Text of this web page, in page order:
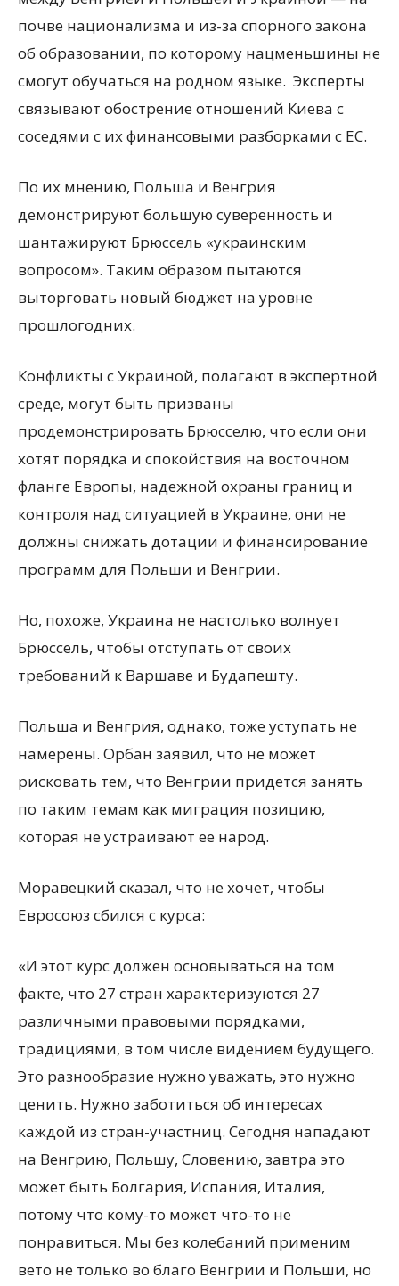
почве национализма и из-за спорного закона
об образовании, по которому нацменьшины не
смогут обучаться на родном языке. Эксперты
связывают обострение отношений Киева с
соседями с их финансовыми разборками с ЕС.
По их мнению, Польша и Венгрия
демонстрируют большую суверенность и
шантажируют Брюссель «украинским
вопросом». Таким образом пытаются
выторговать новый бюджет на уровне
прошлогодних.
Конфликты с Украиной, полагают в экспертной
среде, могут быть призваны
продемонстрировать Брюсселю, что если они
хотят порядка и спокойствия на восточном
фланге Европы, надежной охраны границ и
контроля над ситуацией в Украине, они не
должны снижать дотации и финансирование
программ для Польши и Венгрии.
Но, похоже, Украина не настолько волнует
Брюссель, чтобы отступать от своих
требований к Варшаве и Будапешту.
Польша и Венгрия, однако, тоже уступать не
намерены. Орбан заявил, что не может
рисковать тем, что Венгрии придется занять
по таким темам как миграция позицию,
которая не устраивают ее народ.
Моравецкий сказал, что не хочет, чтобы
Евросоюз сбился с курса:
«И этот курс должен основываться на том
факте, что 27 стран характеризуются 27
различными правовыми порядками,
традициями, в том числе видением будущего.
Это разнообразие нужно уважать, это нужно
ценить. Нужно заботиться об интересах
каждой из стран-участниц. Сегодня нападают
на Венгрию, Польшу, Словению, завтра это
может быть Болгария, Испания, Италия,
потому что кому-то может что-то не
понравиться. Мы без колебаний применим
вето не только во благо Венгрии и Польши, но